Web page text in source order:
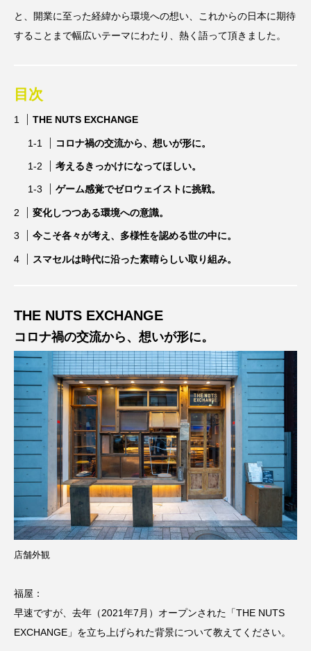
と、開業に至った経緯から環境への想い、これからの日本に期待
することまで幅広いテーマにわたり、熱く語って頂きました。
目次
THE NUTS EXCHANGE
コロナ禍の交流から、想いが形に。
考えるきっかけになってほしい。
ゲーム感覚でゼロウェイストに挑戦。
変化しつつある環境への意識。
今こそ各々が考え、多様性を認める世の中に。
スマセルは時代に沿った素晴らしい取り組み。
THE NUTS EXCHANGE
コロナ禍の交流から、想いが形に。
店舗外観
福屋：
早速ですが、去年（2021年7月）オープンされた「THE NUTS
EXCHANGE」を立ち上げられた背景について教えてください。